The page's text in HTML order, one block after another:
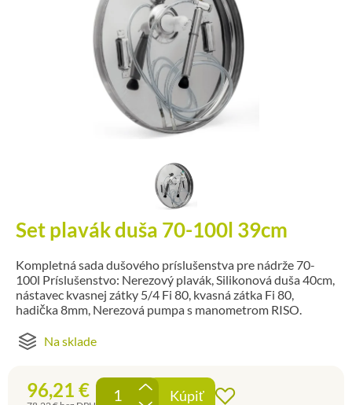
Set plavák duša 70-100l 39cm
Kompletná sada dušového príslušenstva pre nádrže 70-
100l Príslušenstvo: Nerezový plavák, Silikonová duša 40cm,
nástavec kvasnej zátky 5/4 Fi 80, kvasná zátka Fi 80,
hadička 8mm, Nerezová pumpa s manometrom RISO.
Na sklade
96,21 € Kúpiť